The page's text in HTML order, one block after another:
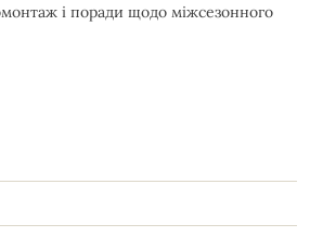
і поради щодо міжсезонного